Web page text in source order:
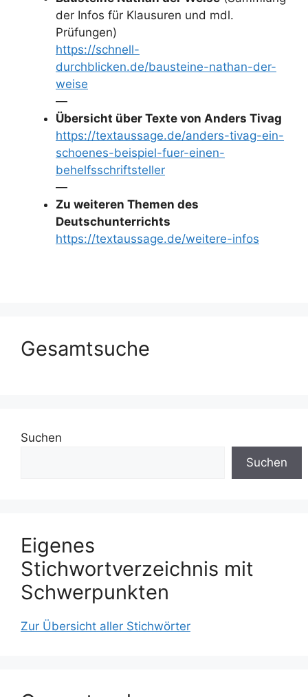
der Infos für Klausuren und mdl.
Prüfungen)
https://schnell-
durchblicken.de/bausteine-nathan-der-
weise
—
Übersicht über Texte von Anders Tivag
https://textaussage.de/anders-tivag-ein-
schoenes-beispiel-fuer-einen-
behelfsschriftsteller
—
Zu weiteren Themen des
Deutschunterrichts
https://textaussage.de/weitere-infos
Gesamtsuche
Suchen
Suchen
Eigenes
Stichwortverzeichnis mit
Schwerpunkten
Zur Übersicht aller Stichwörter